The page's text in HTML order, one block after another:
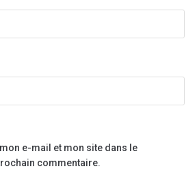
e-mail et mon site dans le
commentaire.